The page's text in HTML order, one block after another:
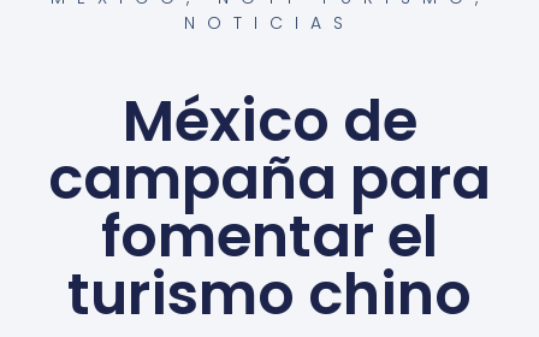
NOTICIAS
México de
campaña para
fomentar el
turismo chino